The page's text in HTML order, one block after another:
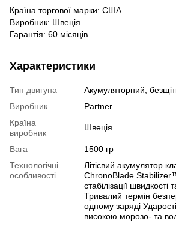
Країна торгової марки: США
Виробник: Швеція
Гарантія: 60 місяців
Характеристики
Тип двигуна
Акумуляторний,
Виробник
Partner
Країна
виробник
Швеція
Вага
1500 гр
Технологічні
особливості
Літієвий акумулятор
ChronoBlade
стабілізації швидкості
Тривалий термін
одному заряді
високою морозо- та